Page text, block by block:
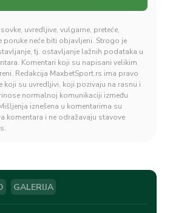
uvredljive, vulgarne, preteće,
poruke neće biti objavljeni. Strogo je
tj. ostavljanje lažnih podataka u
Komentari koji su napisani velikim
Redakcija MaxbetSport.rs ima pravo
koji su uvredljivi, koji pozivaju na rasnu i
normalnoj komunikaciji između
iznešena u komentarima su
komentara i ne odražavaju stavove
GALERIJA